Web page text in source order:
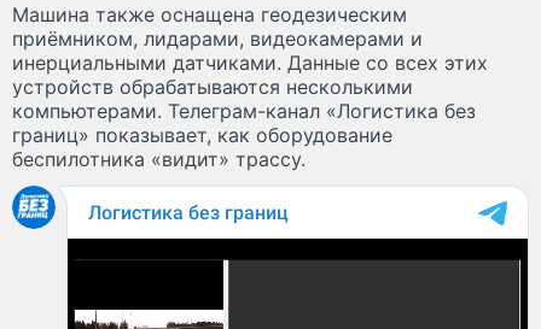
Машина также оснащена геодезическим
приёмником, лидарами, видеокамерами и
инерциальными датчиками. Данные со всех этих
устройств обрабатываются несколькими
компьютерами. Телеграм-канал «Логистика без
границ» показывает, как оборудование
беспилотника «видит» трассу.